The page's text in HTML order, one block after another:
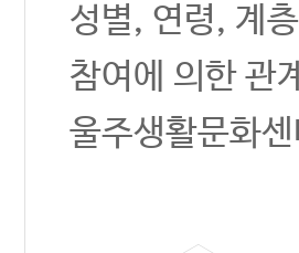
성별, 연령, 계
참여에 의한 관
울주생활문화